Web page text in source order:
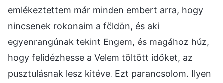
emlékeztettem már minden embert arra, hogy
nincsenek rokonaim a földön, és aki
egyenrangúnak tekint Engem, és magához húz,
hogy felidézhesse a Velem töltött időket, az
pusztulásnak lesz kitéve. Ezt parancsolom. Ilyen